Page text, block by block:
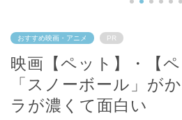
おすすめ映画・アニメ PR
映画【ペット】・【
「スノーボール」が
ラが濃くて面白い